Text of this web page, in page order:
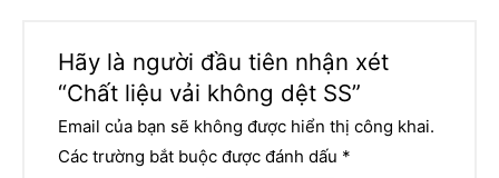
Hãy là người đầu tiên nhận xét
“Chất liệu vải không dệt SS”
Email của bạn sẽ không được hiển thị công khai.
Các trường bắt buộc được đánh dấu *